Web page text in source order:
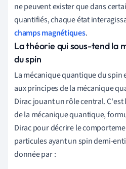
ne peuvent exister que dans
quantifiés, chaque état
champs magnétiques.
La théorie qui sous-tend la
du spin
La mécanique quantique du
aux principes de la mécanique
Dirac jouant un rôle central.
de la mécanique quantique,
Dirac pour décrire le
particules ayant un spin demi-
donnée par :